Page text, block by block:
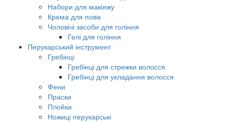
Набори для макіяжу
Крема для повік
Чоловічі засоби для гоління
Гелі для гоління
Перукарський інструмент
Гребінці
Гребінці для стрижки волосся
Гребінці для укладання волосся
Фени
Праски
Плойки
Ножиці перукарські